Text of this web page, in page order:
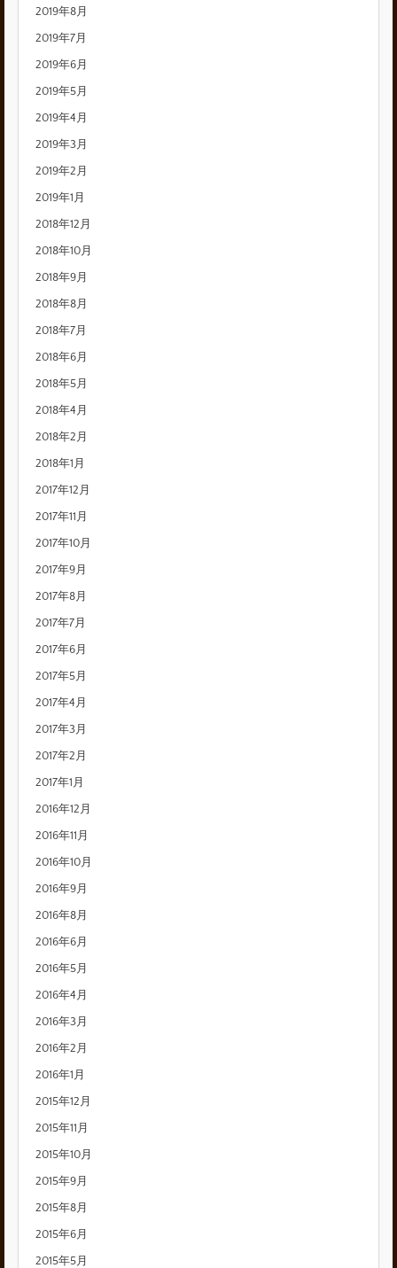
2019年8月
2019年7月
2019年6月
2019年5月
2019年4月
2019年3月
2019年2月
2019年1月
2018年12月
2018年10月
2018年9月
2018年8月
2018年7月
2018年6月
2018年5月
2018年4月
2018年2月
2018年1月
2017年12月
2017年11月
2017年10月
2017年9月
2017年8月
2017年7月
2017年6月
2017年5月
2017年4月
2017年3月
2017年2月
2017年1月
2016年12月
2016年11月
2016年10月
2016年9月
2016年8月
2016年6月
2016年5月
2016年4月
2016年3月
2016年2月
2016年1月
2015年12月
2015年11月
2015年10月
2015年9月
2015年8月
2015年6月
2015年5月